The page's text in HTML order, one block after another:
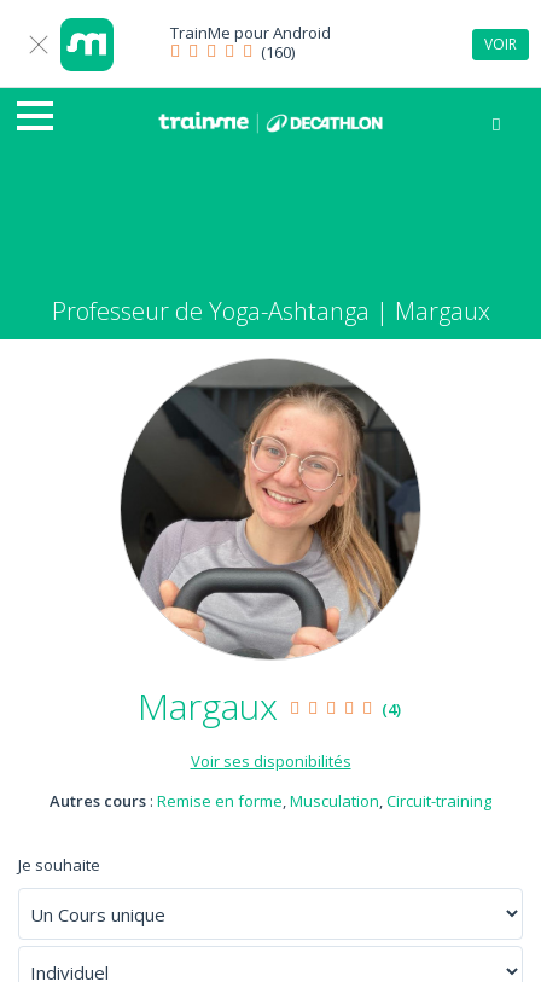
TrainMe pourAndroid
(160)
VOIR
Professeur de Yoga-Ashtanga | Margaux
Margaux (4)
Voir ses disponibilités
Autres cours : Remise en forme,Musculation,Circuit-training
Je souhaite